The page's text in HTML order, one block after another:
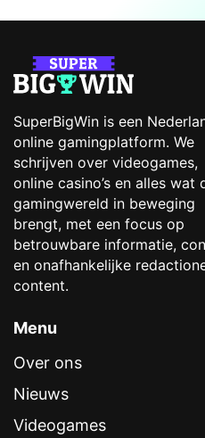
SuperBigWin is een
online gamingplatform. We
schrijven over videogames,
online casino’s en alles wat
gamingwereld in beweging
brengt, met een focus op
betrouwbare informatie,
en onafhankelijke
content.
Menu
Over ons
Nieuws
Videogames